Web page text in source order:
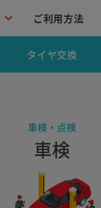
ご利用方法
タイヤ交換
車検・点検
車検